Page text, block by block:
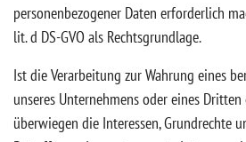
personenbezogener Daten erforderlich
lit. d DS-GVO als Rechtsgrundlage.
Ist die Verarbeitung zur Wahrung eines
unseres Unternehmens oder eines
überwiegen die Interessen, Grundrechte